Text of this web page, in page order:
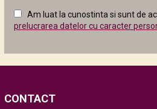
următor
Am luat la cunostinta si sunt de
prelucrarea datelor cu caracter
CONTACT